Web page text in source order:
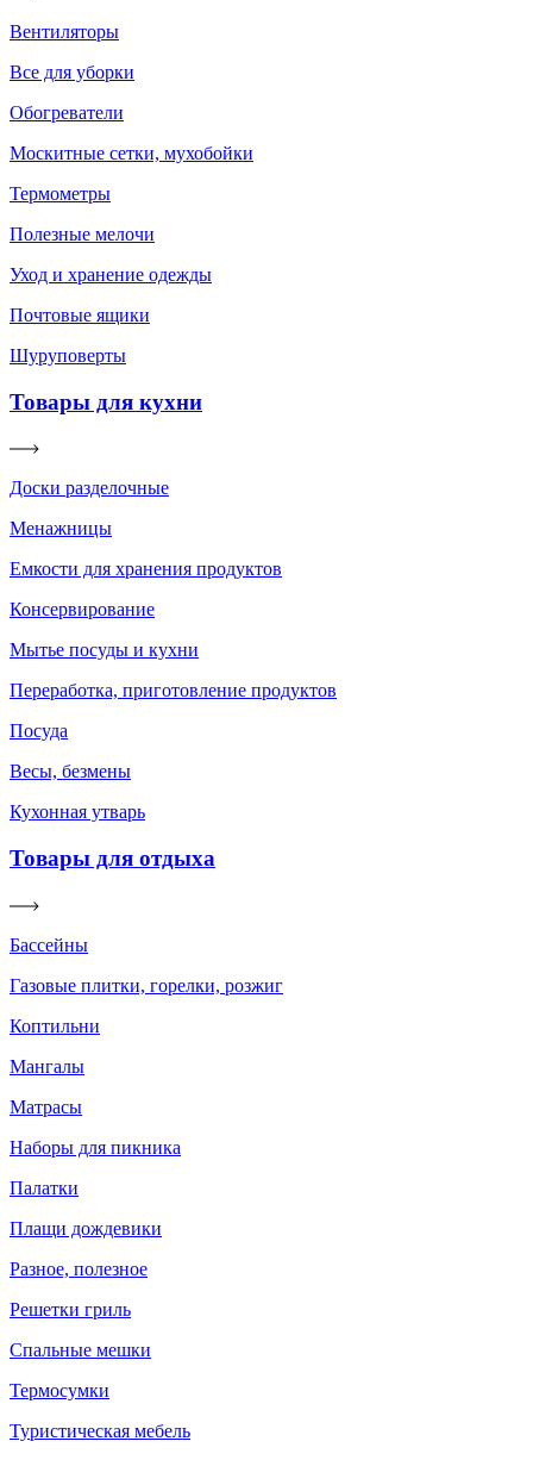
Вентиляторы
Все для уборки
Обогреватели
Москитные сетки, мухобойки
Термометры
Полезные мелочи
Уход и хранение одежды
Почтовые ящики
Шуруповерты
Товары для кухни
Доски разделочные
Менажницы
Емкости для хранения продуктов
Консервирование
Мытье посуды и кухни
Переработка, приготовление продуктов
Посуда
Весы, безмены
Кухонная утварь
Товары для отдыха
Бассейны
Газовые плитки, горелки, розжиг
Коптильни
Мангалы
Матрасы
Наборы для пикника
Палатки
Плащи дождевики
Разное, полезное
Решетки гриль
Спальные мешки
Термосумки
Туристическая мебель